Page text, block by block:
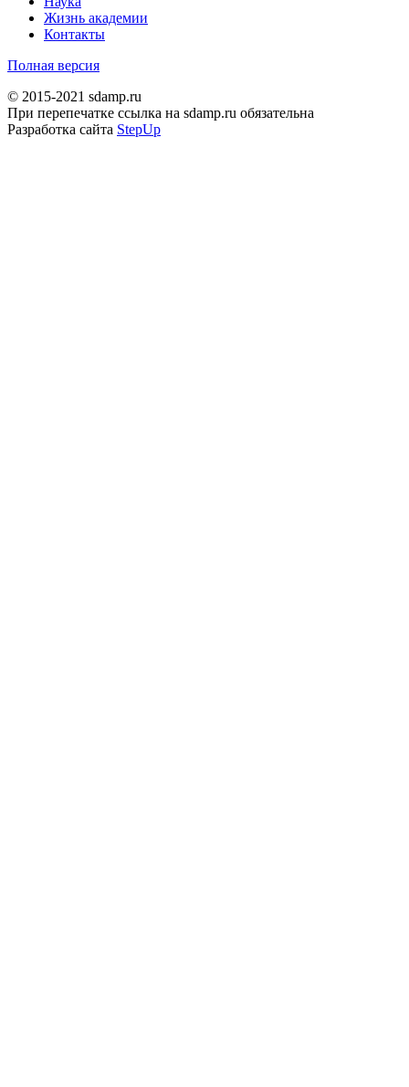
Жизнь академии
Контакты
Полная версия
© 2015-2021 sdamp.ru
При перепечатке ссылка на sdamp.ru обязательна
Разработка сайта StepUp